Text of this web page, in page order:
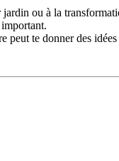
ou à la
te donner des idées